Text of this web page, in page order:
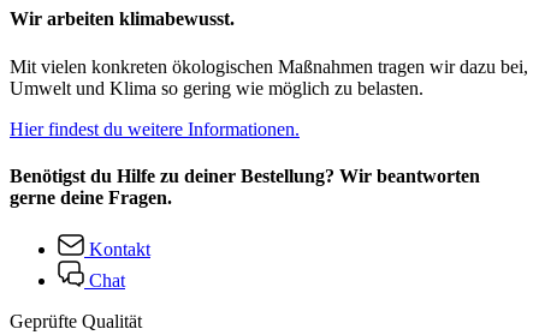
Wir arbeiten klimabewusst.
Mit vielen konkreten ökologischen Maßnahmen tragen wir dazu bei,
Umwelt und Klima so gering wie möglich zu belasten.
Hier findest du weitere Informationen.
Benötigst du Hilfe zu deiner Bestellung? Wir beantworten
gerne deine Fragen.
Kontakt
Chat
Geprüfte Qualität